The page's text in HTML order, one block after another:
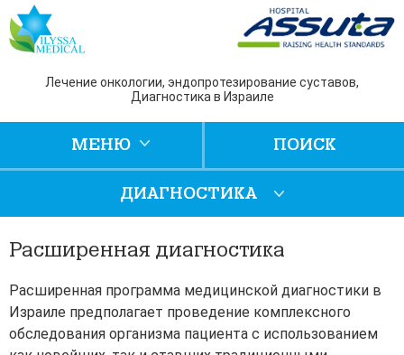
Лечение онкологии, эндопротезирование суставов,
Диагностика в Израиле
ПОИСК
МЕНЮ
Расширенная диагностика
Расширенная программа медицинской диагностики в
Израиле предполагает проведение комплексного
обследования организма пациента с использованием
ДИАГНОСТИКА